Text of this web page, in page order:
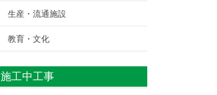
生産・流通施設
教育・文化
施工中工事